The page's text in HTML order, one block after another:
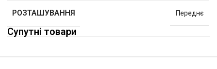
РОЗТАШУВАННЯ Переднє
Супутні товари